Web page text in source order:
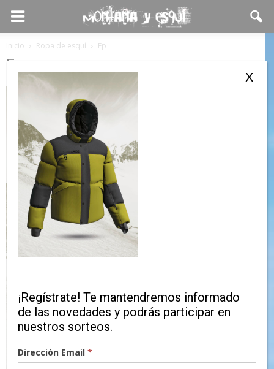
Inicio Ropa de esquí Ep
Ep
¡Regístrate! Te mantendremos informado
de las novedades y podrás participar en
nuestros sorteos.
Dirección Email*
X